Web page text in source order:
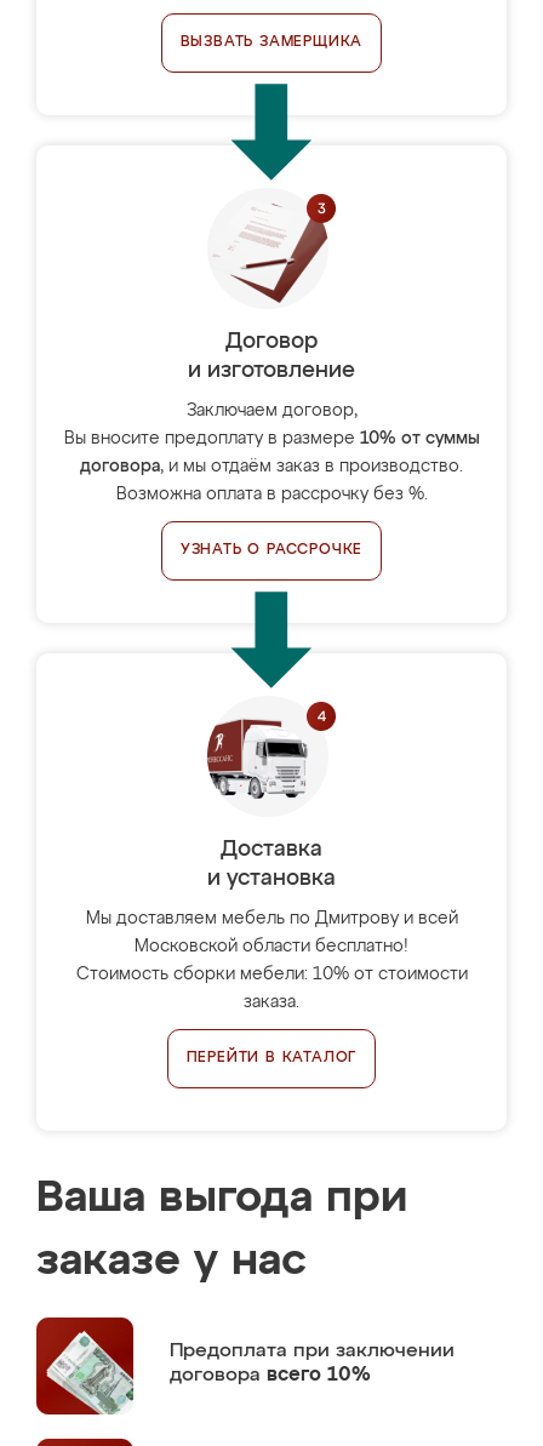
ВЫЗВАТЬ ЗАМЕРЩИКА
Договор
и изготовление
Заключаем договор,
Вы вносите предоплату в размере 10% от суммы
договора, и мы отдаём заказ в производство.
Возможна оплата в рассрочку без %.
УЗНАТЬ О РАССРОЧКЕ
Доставка
и установка
Мы доставляем мебель по Дмитрову и всей
Московской области бесплатно!
Стоимость сборки мебели: 10% от стоимости
заказа.
ПЕРЕЙТИ В КАТАЛОГ
Ваша выгода при
заказе у нас
Предоплата при заключении
договора всего 10%